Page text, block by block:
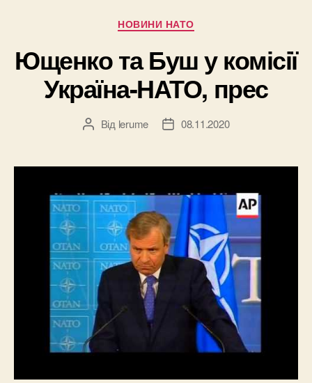
Категорії
НОВИНИ НАТО
Ющенко та Буш у комісії
Україна-НАТО, прес
Автор
Від lerume
Дата08.11.2020